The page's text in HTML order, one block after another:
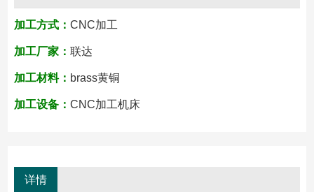
加工方式： CNC加工
加工厂家： 联达
加工材料： brass黄铜
加工设备： CNC加工机床
详情